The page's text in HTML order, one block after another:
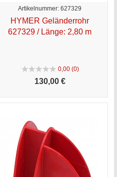
Artikelnummer: 627329
HYMER Geländerrohr
627329 / Länge: 2,80 m
0,00 (0)
130,00 €